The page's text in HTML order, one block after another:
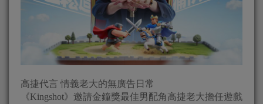
高捷代言 情義老大的無廣告日常
《Kingshot》邀請金鐘獎最佳男配角高捷老大擔任遊戲